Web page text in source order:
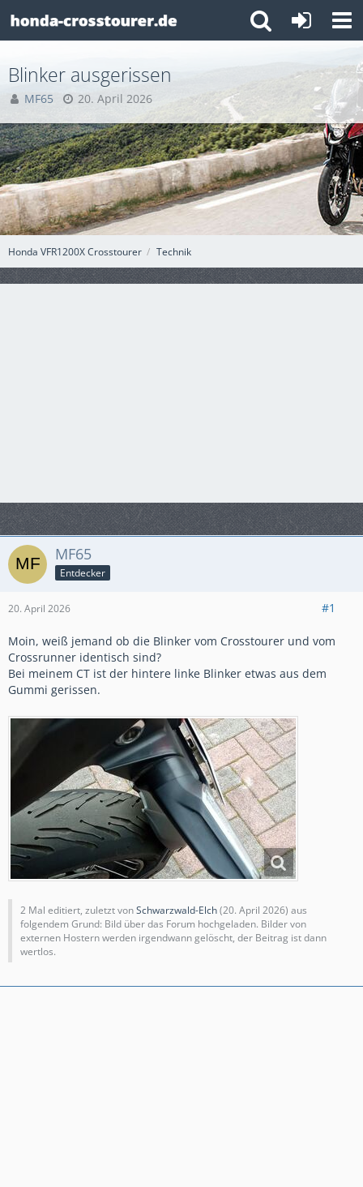
Honda VFR1200X Crosstourer Technik
Blinker ausgerissen
MF65 20. April 2026
MF65
Entdecker
20. April 2026 #1
Moin, weiß jemand ob die Blinker vom Crosstourer und vom
Crossrunner identisch sind?
Bei meinem CT ist der hintere linke Blinker etwas aus dem
Gummi gerissen.
2 Mal editiert, zuletzt vonSchwarzwald-Elch(20. April 2026) aus
folgendem Grund: Bild über das Forum hochgeladen. Bilder von
externen Hostern werden irgendwann gelöscht, der Beitrag ist dann
wertlos.